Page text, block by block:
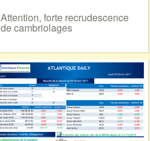
Attention, forte recrudescence
de cambriolages